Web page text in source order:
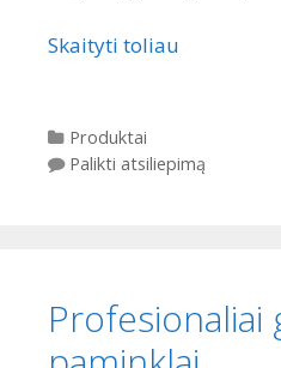
Skaityti toliau
Kategorijos
Produktai
Palikti atsiliepimą
Profesionaliai